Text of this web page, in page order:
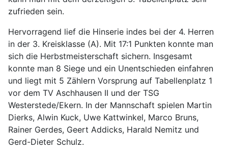
zufrieden sein.
Hervorragend lief die Hinserie indes bei der 4. Herren
in der 3. Kreisklasse (A). Mit 17:1 Punkten konnte man
sich die Herbstmeisterschaft sichern. Insgesamt
konnte man 8 Siege und ein Unentschieden einfahren
und liegt mit 5 Zählern Vorsprung auf Tabellenplatz 1
vor dem TV Aschhausen II und der TSG
Westerstede/Ekern. In der Mannschaft spielen Martin
Dierks, Alwin Kuck, Uwe Kattwinkel, Marco Bruns,
Rainer Gerdes, Geert Addicks, Harald Nemitz und
Gerd-Dieter Schulz.